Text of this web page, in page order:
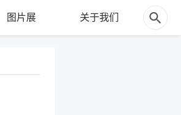
图片展 关于我们